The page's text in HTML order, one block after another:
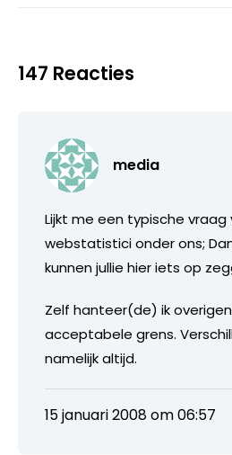
147 Reacties
media
Lijkt me een typische vraag
webstatistici onder ons;
kunnen jullie hier iets op
Zelf hanteer(de) ik
acceptabele grens.
namelijk altijd.
15 januari 2008 om 06:57